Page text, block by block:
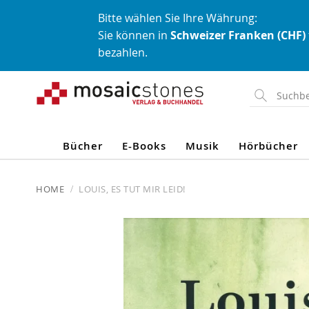
Bitte wählen Sie Ihre Währung:
Sie können in Schweizer Franken (CHF)
bezahlen.
Direkt
zum
Bücher E-Books Musik Hörbücher
HOME LOUIS, ES TUT MIR LEID!